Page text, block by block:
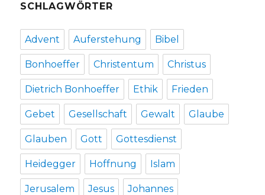
SCHLAGWÖRTER
Advent Auferstehung Bibel
Bonhoeffer Christentum Christus
Dietrich Bonhoeffer Ethik Frieden
Gebet Gesellschaft Gewalt Glaube
Glauben Gott Gottesdienst
Heidegger Hoffnung Islam
Jerusalem Jesus Johannes